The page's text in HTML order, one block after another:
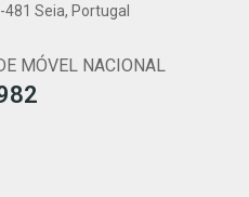
Seia, Portugal
MÓVEL NACIONAL